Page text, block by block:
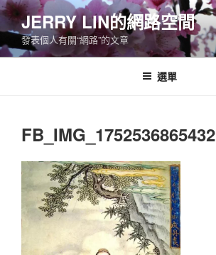
跳
至
主
要
JERRY LIN的網路空間
發表個人有關“網路”的文章
選單
FB_IMG_1752536865432